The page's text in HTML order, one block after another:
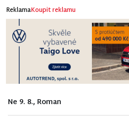
ReklamaKoupit reklamu
Ne 9. 8., Roman